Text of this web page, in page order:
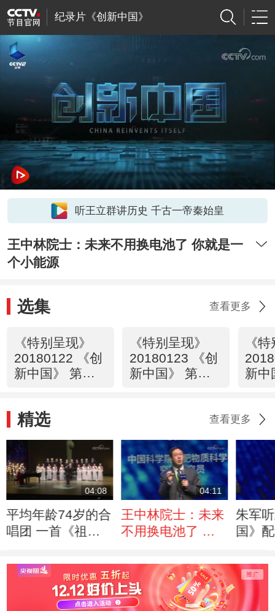
纪录片《创新中国》
听王立群讲历史 千古一帝秦始皇
王中林院士：未来不用换电池了 你就是一
个小能源
选集 查看更多
《特别呈现》
20180122 《创
新中国》 第一
《特别呈现》
20180123 《创
新中国》 第二
《
新中
精选 查看更多
04:08
平均年龄74岁的合
唱团 一首《祖国
场
04:11
王中林院士：未来
不用换电池了 你
朱军
国》